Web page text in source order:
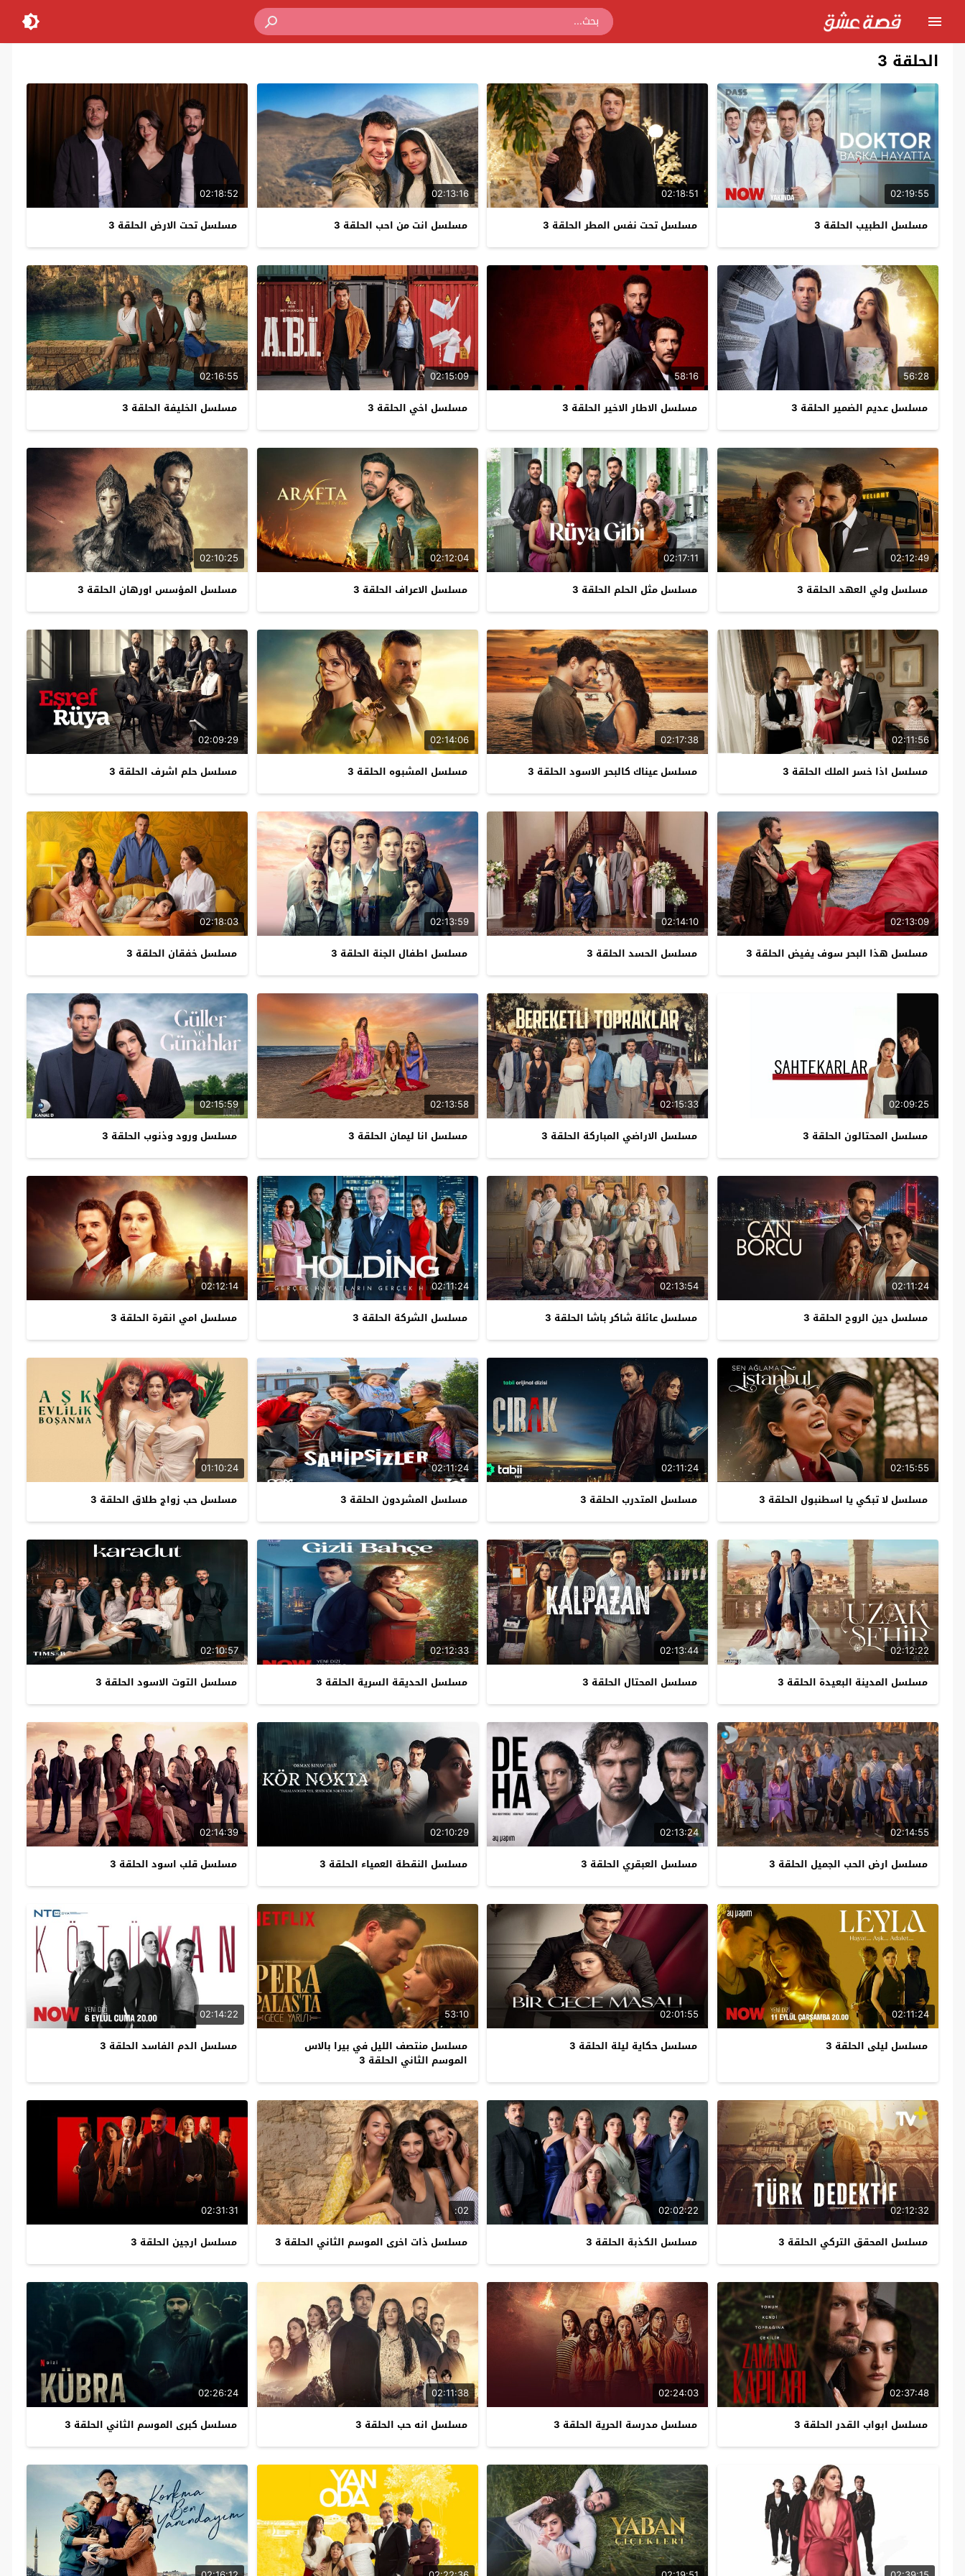
الحلقة 3
02:19:55
مسلسل الطبيب الحلقة 3
02:18:51
مسلسل تحت نفس المطر الحلقة 3
02:13:16
مسلسل انت من احب الحلقة 3
02:18:52
مسلسل تحت الارض الحلقة 3
56:28
مسلسل عديم الضمير الحلقة 3
58:16
مسلسل الاطار الاخير الحلقة 3
02:15:09
مسلسل اخي الحلقة 3
02:16:55
مسلسل الخليفة الحلقة 3
02:12:49
مسلسل ولي العهد الحلقة 3
02:17:11
مسلسل مثل الحلم الحلقة 3
02:12:04
مسلسل الاعراف الحلقة 3
02:10:25
مسلسل المؤسس اورهان الحلقة 3
02:11:56
مسلسل اذا خسر الملك الحلقة 3
02:17:38
مسلسل عيناك كالبحر الاسود الحلقة 3
02:14:06
مسلسل المشبوه الحلقة 3
02:09:29
مسلسل حلم اشرف الحلقة 3
02:13:09
مسلسل هذا البحر سوف يفيض الحلقة 3
02:14:10
مسلسل الحسد الحلقة 3
02:13:59
مسلسل اطفال الجنة الحلقة 3
02:18:03
مسلسل خفقان الحلقة 3
02:09:25
مسلسل المحتالون الحلقة 3
02:15:33
مسلسل الاراضي المباركة الحلقة 3
02:13:58
مسلسل انا ليمان الحلقة 3
02:15:59
مسلسل ورود وذنوب الحلقة 3
02:11:24
مسلسل دين الروح الحلقة 3
02:13:54
مسلسل عائلة شاكر باشا الحلقة 3
02:11:24
مسلسل الشركة الحلقة 3
02:12:14
مسلسل امي انقرة الحلقة 3
02:15:55
مسلسل لا تبكي يا اسطنبول الحلقة 3
02:11:24
مسلسل المتدرب الحلقة 3
02:11:24
مسلسل المشردون الحلقة 3
01:10:24
مسلسل حب زواج طلاق الحلقة 3
02:12:22
مسلسل المدينة البعيدة الحلقة 3
02:13:44
مسلسل المحتال الحلقة 3
02:12:33
مسلسل الحديقة السرية الحلقة 3
02:10:57
مسلسل التوت الاسود الحلقة 3
02:14:55
مسلسل ارض الحب الجميل الحلقة 3
02:13:24
مسلسل العبقري الحلقة 3
02:10:29
مسلسل النقطة العمياء الحلقة 3
02:14:39
مسلسل قلب اسود الحلقة 3
02:11:24
مسلسل ليلى الحلقة 3
02:01:55
مسلسل حكاية ليلة الحلقة 3
53:10
مسلسل منتصف الليل في بيرا بالاس
الموسم الثاني الحلقة 3
02:14:22
مسلسل الدم الفاسد الحلقة 3
02:12:32
مسلسل المحقق التركي الحلقة 3
02:02:22
مسلسل الكذبة الحلقة 3
02:
مسلسل ذات اخرى الموسم الثاني الحلقة 3
02:31:31
مسلسل ارجين الحلقة 3
02:37:48
مسلسل ابواب القدر الحلقة 3
02:24:03
مسلسل مدرسة الحرية الحلقة 3
02:11:38
مسلسل انه حب الحلقة 3
02:26:24
مسلسل كبرى الموسم الثاني الحلقة 3